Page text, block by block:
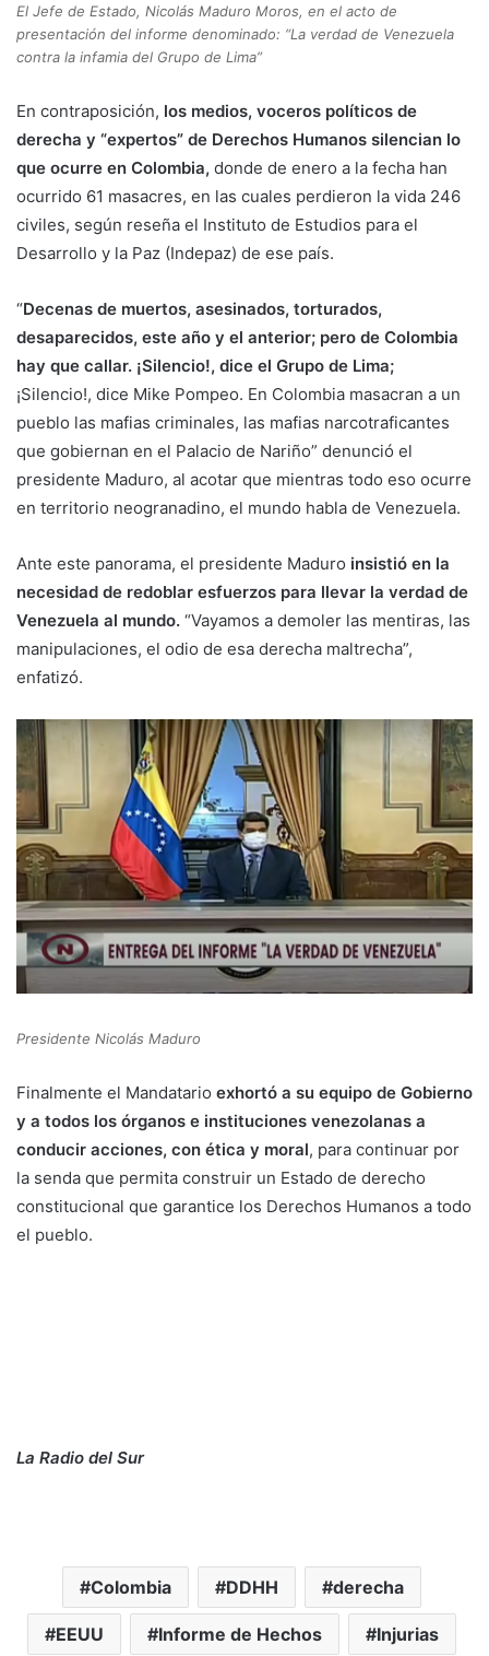
El Jefe de Estado, Nicolás Maduro Moros, en el acto de
presentación del informe denominado: “La verdad de Venezuela
contra la infamia del Grupo de Lima”
En contraposición, los medios, voceros políticos de
derecha y “expertos” de Derechos Humanos silencian lo
que ocurre en Colombia, donde de enero a la fecha han
ocurrido 61 masacres, en las cuales perdieron la vida 246
civiles, según reseña el Instituto de Estudios para el
Desarrollo y la Paz (Indepaz) de ese país.
“Decenas de muertos, asesinados, torturados,
desaparecidos, este año y el anterior; pero de Colombia
hay que callar. ¡Silencio!, dice el Grupo de Lima;
¡Silencio!, dice Mike Pompeo. En Colombia masacran a un
pueblo las mafias criminales, las mafias narcotraficantes
que gobiernan en el Palacio de Nariño” denunció el
presidente Maduro, al acotar que mientras todo eso ocurre
en territorio neogranadino, el mundo habla de Venezuela.
Ante este panorama, el presidente Maduro insistió en la
necesidad de redoblar esfuerzos para llevar la verdad de
Venezuela al mundo. “Vayamos a demoler las mentiras, las
manipulaciones, el odio de esa derecha maltrecha”,
enfatizó.
Presidente Nicolás Maduro
Finalmente el Mandatario exhortó a su equipo de Gobierno
y a todos los órganos e instituciones venezolanas a
conducir acciones, con ética y moral, para continuar por
la senda que permita construir un Estado de derecho
constitucional que garantice los Derechos Humanos a todo
el pueblo.
La Radio del Sur
Colombia DDHH derecha
EEUU Informe de Hechos Injurias